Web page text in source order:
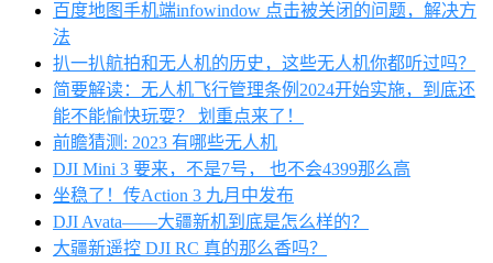
百度地图手机端infowindow 点击被关闭的问题，解决方
法
扒一扒航拍和无人机的历史，这些无人机你都听过吗？
简要解读：无人机飞行管理条例2024开始实施，到底还
能不能愉快玩耍？ 划重点来了！
前瞻猜测: 2023 有哪些无人机
DJI Mini 3 要来，不是7号， 也不会4399那么高
坐稳了！传Action 3 九月中发布
DJI Avata——大疆新机到底是怎么样的？
大疆新遥控 DJI RC 真的那么香吗？